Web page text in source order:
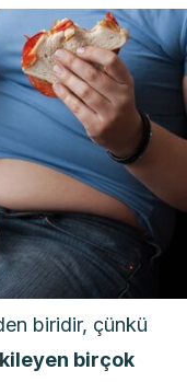
biridir, çünkü
birçok